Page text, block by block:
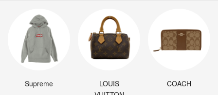
Supreme
LOUIS
COACH